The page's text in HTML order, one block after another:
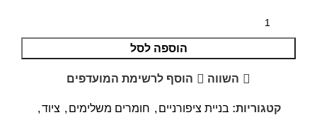
הוספה לסל
השווה הוסף לרשימת המועדפים
קטגוריות: בניית ציפורניים , חומרים משלימים , ציוד,